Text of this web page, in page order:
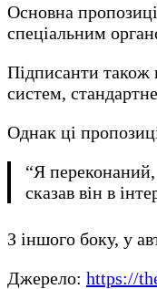
Основна
спеціальним
Підписанти також
систем,
Однак ці
“Я переконаний,
сказав він в
З іншого боку, у
Джерело: https://